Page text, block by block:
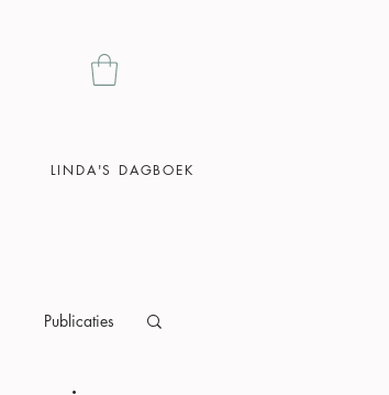
LINDA'S DAGBOEK
Publicaties